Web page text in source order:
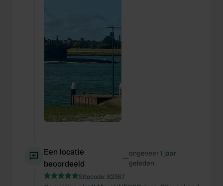
Een locatie
beoordeeld
—ongeveer 1 jaar
geleden
Sitecode: 82367